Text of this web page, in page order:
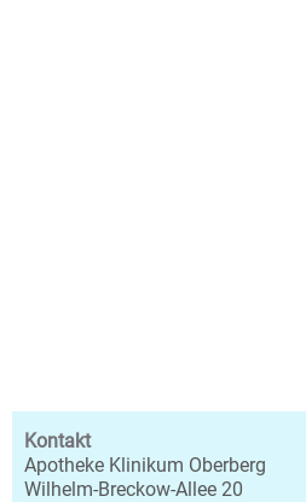
Kontakt
Apotheke Klinikum Oberberg
Wilhelm-Breckow-Allee 20